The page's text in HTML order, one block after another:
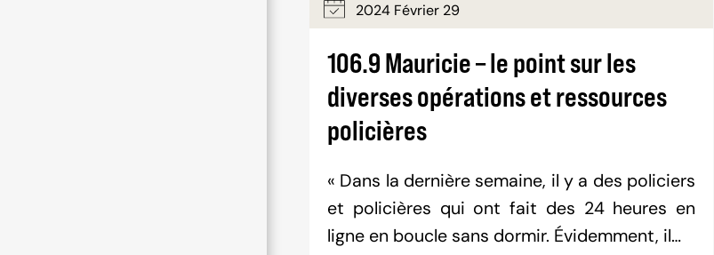
2024 Février 29
106.9 Mauricie – le point sur les
diverses opérations et ressources
policières
« Dans la dernière semaine, il y a des policiers
et policières qui ont fait des 24 heures en
ligne en boucle sans dormir. Évidemment, il…